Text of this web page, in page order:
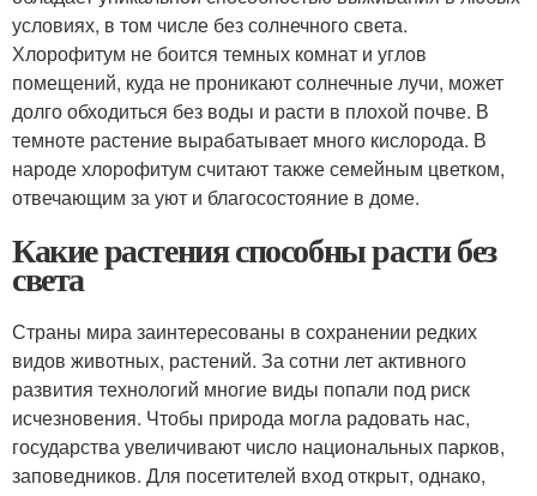
условиях, в том числе без солнечного света.
Хлорофитум не боится темных комнат и углов
помещений, куда не проникают солнечные лучи, может
долго обходиться без воды и расти в плохой почве. В
темноте растение вырабатывает много кислорода. В
народе хлорофитум считают также семейным цветком,
отвечающим за уют и благосостояние в доме.
Какие растения способны расти без
света
Страны мира заинтересованы в сохранении редких
видов животных, растений. За сотни лет активного
развития технологий многие виды попали под риск
исчезновения. Чтобы природа могла радовать нас,
государства увеличивают число национальных парков,
заповедников. Для посетителей вход открыт, однако,